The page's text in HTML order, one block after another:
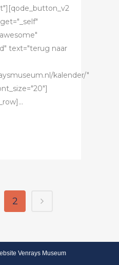
text="terug naar
kalender/"
2
Venrays Museum